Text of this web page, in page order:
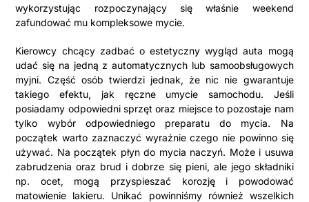
wykorzystując rozpoczynający się właśnie weekend
zafundować mu kompleksowe mycie.
Kierowcy chcący zadbać o estetyczny wygląd auta mogą
udać się na jedną z automatycznych lub samoobsługowych
myjni. Część osób twierdzi jednak, że nic nie gwarantuje
takiego efektu, jak ręczne umycie samochodu. Jeśli
posiadamy odpowiedni sprzęt oraz miejsce to pozostaje nam
tylko wybór odpowiedniego preparatu do mycia. Na
początek warto zaznaczyć wyraźnie czego nie powinno się
używać. Na początek płyn do mycia naczyń. Może i usuwa
zabrudzenia oraz brud i dobrze się pieni, ale jego składniki
np. ocet, mogą przyspieszać korozję i powodować
matowienie lakieru. Unikać powinniśmy również wszelkich